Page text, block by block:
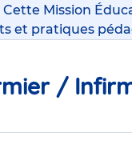
Mission
et pratiques
/